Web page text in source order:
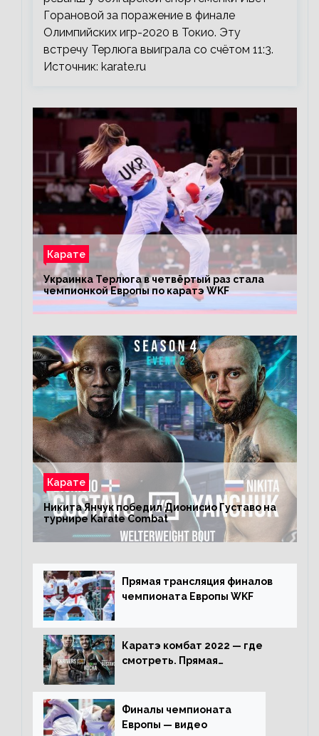
Горановой за поражение в финале
Олимпийских игр-2020 в Токио. Эту
встречу Терлюга выиграла со счётом 11:3.
Источник: karate.ru
Карате
Украинка Терлюга в четвёртый раз стала
чемпионкой Европы по каратэ WKF
Карате
Никита Янчук победил Дионисио Густаво на
турнире Karate Combat
Прямая трансляция финалов
чемпионата Европы WKF
Каратэ комбат 2022 — где
смотреть. Прямая
Финалы чемпионата
Европы — видео